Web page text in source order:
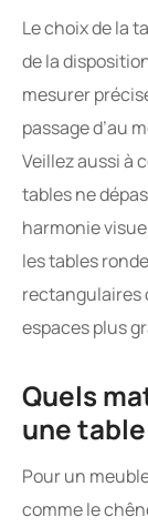
Le choix de la
de la
mesurer
passage d’au
Veillez aussi à
tables ne
harmonie
les tables
rectangulaires
espaces plus
Quels
une
Pour un
comme le